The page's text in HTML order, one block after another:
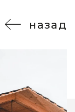
назад